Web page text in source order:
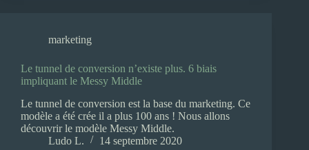
marketing
Le tunnel de conversion n’existe plus. 6 biais
impliquant le Messy Middle
Le tunnel de conversion est la base du marketing. Ce
modèle a été crée il a plus 100 ans ! Nous allons
découvrir le modèle Messy Middle.
Ludo L.
14 septembre 2020